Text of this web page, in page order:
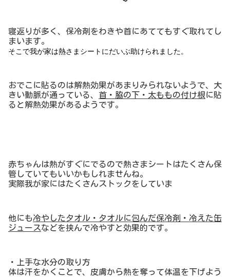
寝返りが多く、保冷剤をわきや首にあててもすぐ取れてし
まいます。
そこで我が家は熱さまシートにだいぶ助けられました。
おでこに貼るのは解熱効果があまりみられないようで、大
きい動脈が通っている、 首・脇の下・太ももの付け根に貼
ると解熱効果があるようです。
赤ちゃんは熱がすぐにでるので熱さまシートはたくさん保
管していてもいいかもしれませんね。
実際我が家にはたくさんストックをしていま
他にも冷やしたタオル・タオルに包んだ保冷剤・冷えた缶
ジュースなどを挟んで冷やすと効果的です。
・上手な水分の取り方
体は汗をかくことで、皮膚から熱を奪って体温を下げよう